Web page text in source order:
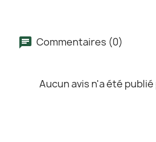
Commentaires (0)
Aucun avis n'a été